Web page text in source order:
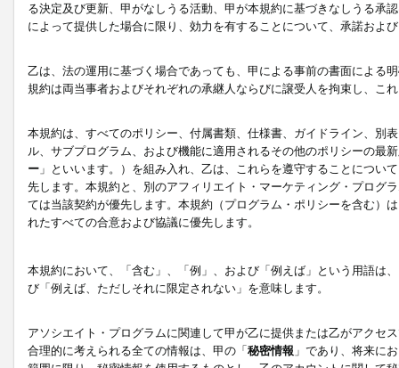
る決定及び更新、甲がなしうる活動、甲が本規約に基づきなしうる承
によって提供した場合に限り、効力を有することについて、承諾およ
乙は、法の運用に基づく場合であっても、甲による事前の書面による
規約は両当事者およびそれぞれの承継人ならびに譲受人を拘束し、こ
本規約は、すべてのポリシー、付属書類、仕様書、ガイドライン、別
ル、サブプログラム、および機能に適用されるその他のポリシーの最
ー 」といいます。）を組み入れ、乙は、これらを遵守することにつ
先します。本規約と、別のアフィリエイト・マーケティング・プログ
ては当該契約が優先します。本規約（プログラム・ポリシーを含む）
れたすべての合意および協議に優先します。
本規約において、「含む」、「例」、および「例えば」という用語は
び「例えば、ただしそれに限定されない」を意味します。
アソシエイト・プログラムに関連して甲が乙に提供または乙がアクセ
合理的に考えられる全ての情報は、甲の「秘密情報 」であり、将来に